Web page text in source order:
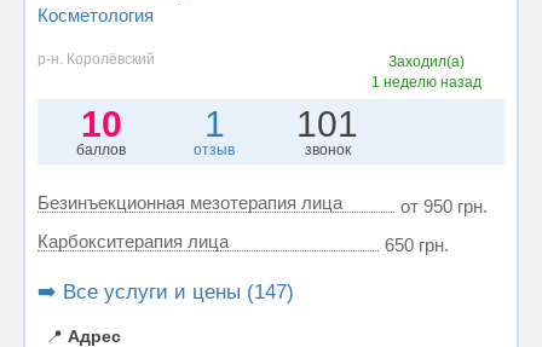
Косметология
р-н. Королёвский
Заходил(а)
1 неделю назад
10
баллов
1
отзыв
101
звонок
Безинъекционная мезотерапия лица
от 950 грн.
Карбокситерапия лица
650 грн.
➡️ Все услуги и цены (147)
📍 Адрес